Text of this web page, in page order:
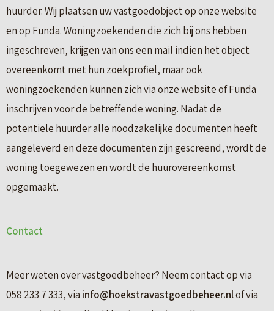
huurder. Wij plaatsen uw vastgoedobject op onze website
en op Funda. Woningzoekenden die zich bij ons hebben
ingeschreven, krijgen van ons een mail indien het object
overeenkomt met hun zoekprofiel, maar ook
woningzoekenden kunnen zich via onze website of Funda
inschrijven voor de betreffende woning. Nadat de
potentiele huurder alle noodzakelijke documenten heeft
aangeleverd en deze documenten zijn gescreend, wordt de
woning toegewezen en wordt de huurovereenkomst
opgemaakt.
Contact
Meer weten over vastgoedbeheer? Neem contact op via
058 233 7 333, via info@hoekstravastgoedbeheer.nlof via